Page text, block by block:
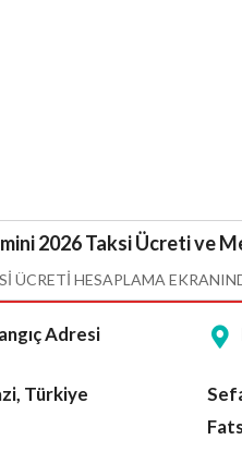
2026 Taksi Ücreti ve
ÜCRETI HESAPLAMA
Adresi
Türkiye